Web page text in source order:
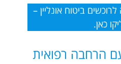
10% הנחה לרוכשים ביטוח אונליין –
כאן.
הרחבה רפואית